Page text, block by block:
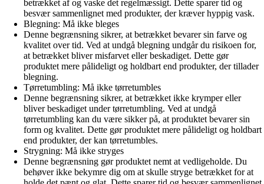
betrækket af og vaske det regelmæssigt. Dette sparer tid og
besvær sammenlignet med produkter, der kræver hyppig vask.
Blegning: Må ikke bleges
Denne begrænsning sikrer, at betrækket bevarer sin farve og
kvalitet over tid. Ved at undgå blegning undgår du risikoen for,
at betrækket bliver misfarvet eller beskadiget. Dette gør
produktet mere pålideligt og holdbart end produkter, der tillader
blegning.
Tørretumbling: Må ikke tørretumbles
Denne begrænsning sikrer, at betrækket ikke krymper eller
bliver beskadiget under tørretumbling. Ved at undgå
tørretumbling kan du være sikker på, at produktet bevarer sin
form og kvalitet. Dette gør produktet mere pålideligt og holdbart
end produkter, der kan tørretumbles.
Strygning: Må ikke stryges
Denne begrænsning gør produktet nemt at vedligeholde. Du
behøver ikke bekymre dig om at skulle stryge betrækket for at